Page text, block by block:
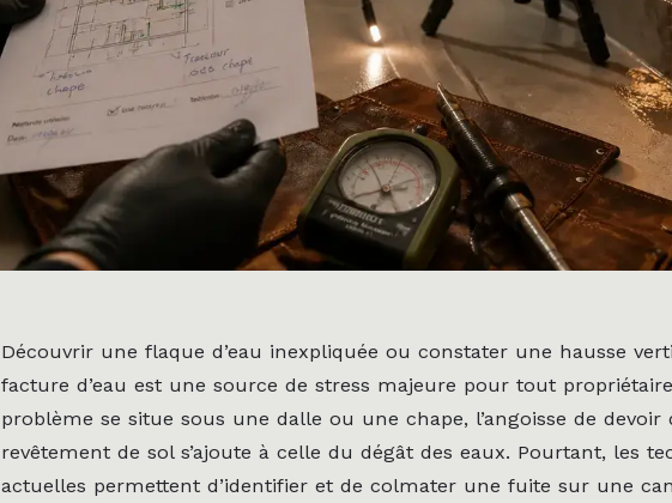
Découvrir une flaque d’eau inexpliquée ou constater une hausse
facture d’eau est une source de stress majeure pour tout
problème se situe sous une dalle ou une chape, l’angoisse de
revêtement de sol s’ajoute à celle du dégât des eaux. Pourtant, les
actuelles permettent d’identifier et de colmater une fuite sur une